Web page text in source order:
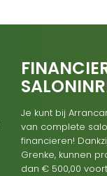
Je kunt bij
van complete
financieren!
Grenke, kunnen
dan € 500,00